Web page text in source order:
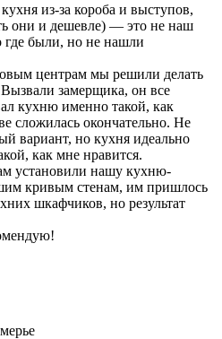
из-за короба и выступов,
они и дешевле) — это не наш
были, но не нашли
центрам мы решили делать
замерщика, он все
кухню именно такой, как
сложилась окончательно. Не
вариант, но кухня идеально
как мне нравится.
установили нашу кухню-
кривым стенам, им пришлось
шкафчиков, но результат